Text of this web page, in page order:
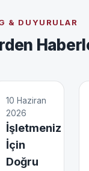
& DUYURULAR
10 Haziran
2026
İşletmeniz
İçin
Doğru